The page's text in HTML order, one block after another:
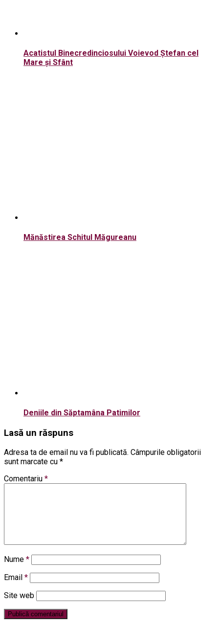
Acatistul Binecredinciosului Voievod Ștefan cel
Mare şi Sfânt
Mănăstirea Schitul Măgureanu
Deniile din Săptamâna Patimilor
Lasă un răspuns
Adresa ta de email nu va fi publicată. Câmpurile obligatorii
sunt marcate cu *
Comentariu *
Nume *
Email *
Site web